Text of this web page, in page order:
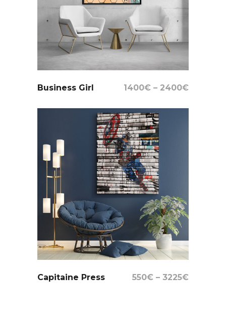
Select Options
Business Girl 1400€ – 2400€
Select Options
Capitaine Press 550€ – 3225€